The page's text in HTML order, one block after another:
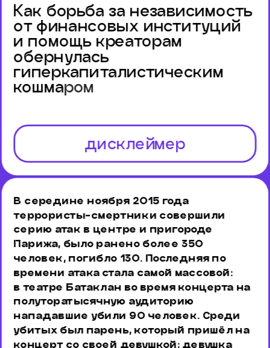
В середине ноября 2015 года
террористы-смертники совершили
серию атак в центре и пригороде
Парижа, было ранено более 350
человек, погибло 130. Последняя по
времени атака стала самой массовой:
в театре Батаклан во время концерта на
полуторатысячную аудиторию
нападавшие убили 90 человек. Среди
убитых был парень, который пришёл на
концерт со своей девушкой; девушка
Как борьба за независимость
от финансовых институций
и помощь креаторам
обернулась
гиперкапиталистическим
кошмаром
дисклеймер